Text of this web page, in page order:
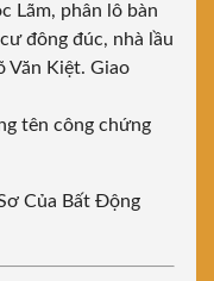
Lãm, phân lô bàn
đông đúc, nhà lầu
Văn Kiệt. Giao
tên công chứng
Của Bất Động